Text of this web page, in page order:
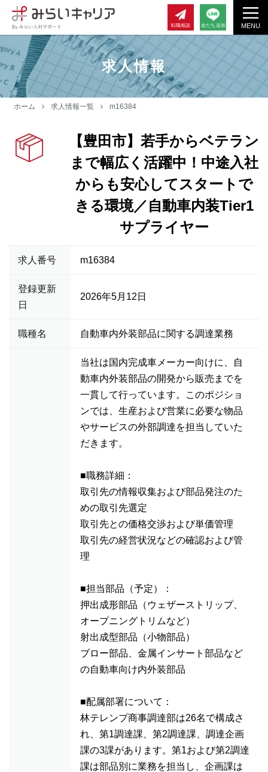
MENU
転職相談 友だち追加
求人情報
ホーム 求人情報一覧 m16384
【豊田市】若手からベテラン
まで幅広く活躍中！中途入社
からも安心してスタートで
きる環境／自動車内装Tier1
サプライヤー
求人番号 m16384
登録更新
日
2026年5月12日
職種名 自動車内外装部品に関する調達業務
当社は国内完成車メーカー向けに、自
動車内外装部品の開発から販売までを
一貫して行っています。このポジショ
ンでは、生産および営業に必要な物品
やサービスの外部調達を担当していた
だきます。
■職務詳細：
取引先の情報収集および部品発注のた
めの取引先選定
取引先との価格交渉および単価管理
取引先の経営状況などの確認および管
理
■担当部品（予定）：
押出成形部品（ウェザーストリップ、
オープニングトリムなど）
射出成型部品（小物部品）
ブロー部品、金属インサート部品など
の自動車向け内外装部品
■配属部署について：
林テレンプ商事調達部は26名で構成さ
れ、第1調達課、第2調達課、調達企画
課の3課があります。第1および第2調達
課は部品別に業務を担当し、企画課は